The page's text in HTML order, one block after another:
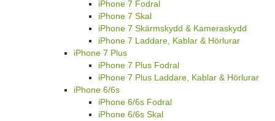
iPhone 7 Fodral
iPhone 7 Skal
iPhone 7 Skärmskydd & Kameraskydd
iPhone 7 Laddare, Kablar & Hörlurar
iPhone 7 Plus
iPhone 7 Plus Fodral
iPhone 7 Plus Laddare, Kablar & Hörlurar
iPhone 6/6s
iPhone 6/6s Fodral
iPhone 6/6s Skal